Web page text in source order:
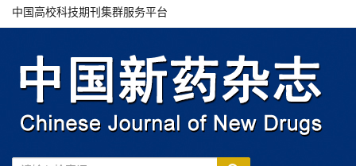
中国高校科技期刊集群服务平台